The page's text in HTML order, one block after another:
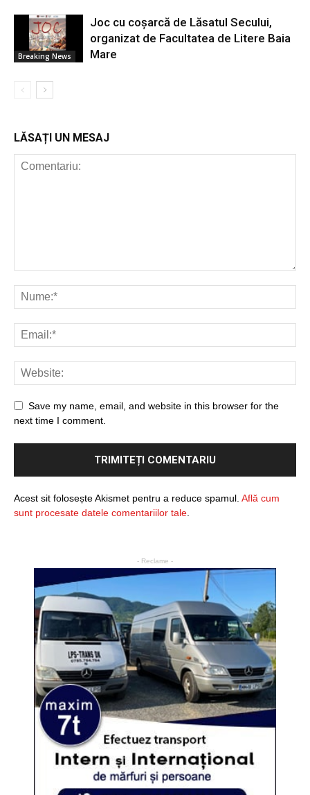
Breaking News
Joc cu coșarcă de Lăsatul Secului,
organizat de Facultatea de Litere Baia
Mare
LĂSAȚI UN MESAJ
Save my name, email, and website in this browser for the
next time I comment.
Acest sit folosește Akismet pentru a reduce spamul. Află cum
sunt procesate datele comentariilor tale
- Reclame -